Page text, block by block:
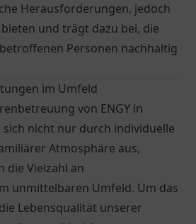
Herausforderungen, jedoch
und trägt dazu bei, die
Personen nachhaltig
im Umfeld
von ENGY in
nicht nur durch individuelle
Atmosphäre aus,
die Vielzahl an
unmittelbaren Umfeld. Um das
Lebensqualität unserer